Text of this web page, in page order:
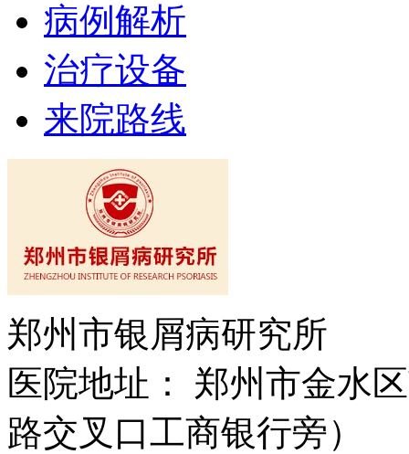
病例解析
治疗设备
来院路线
郑州市银屑病研究所
医院地址： 郑州市金水
路交叉口工商银行旁）